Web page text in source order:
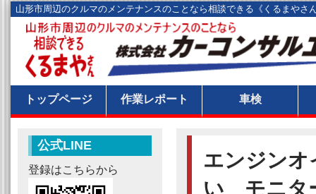
山形市周辺のクルマのメンテナンスのことなら相談できる《くるまや
トップページ 作業レポート 車検
エンジン
い モニタ
公式LINE
登録はこちらから